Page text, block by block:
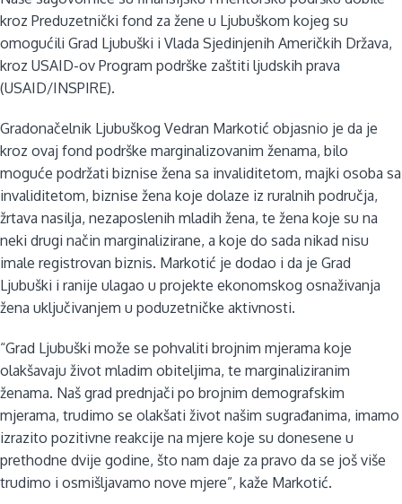
kroz Preduzetnički fond za žene u Ljubuškom kojeg su
omogućili Grad Ljubuški i Vlada Sjedinjenih Američkih Država,
kroz USAID-ov Program podrške zaštiti ljudskih prava
(USAID/INSPIRE).
Gradonačelnik Ljubuškog Vedran Markotić objasnio je da je
kroz ovaj fond podrške marginalizovanim ženama, bilo
moguće podržati biznise žena sa invaliditetom, majki osoba sa
invaliditetom, biznise žena koje dolaze iz ruralnih područja,
žrtava nasilja, nezaposlenih mladih žena, te žena koje su na
neki drugi način marginalizirane, a koje do sada nikad nisu
imale registrovan biznis. Markotić je dodao i da je Grad
Ljubuški i ranije ulagao u projekte ekonomskog osnaživanja
žena uključivanjem u poduzetničke aktivnosti.
“Grad Ljubuški može se pohvaliti brojnim mjerama koje
olakšavaju život mladim obiteljima, te marginaliziranim
ženama. Naš grad prednjači po brojnim demografskim
mjerama, trudimo se olakšati život našim sugrađanima, imamo
izrazito pozitivne reakcije na mjere koje su donesene u
prethodne dvije godine, što nam daje za pravo da se još više
trudimo i osmišljavamo nove mjere”, kaže Markotić.